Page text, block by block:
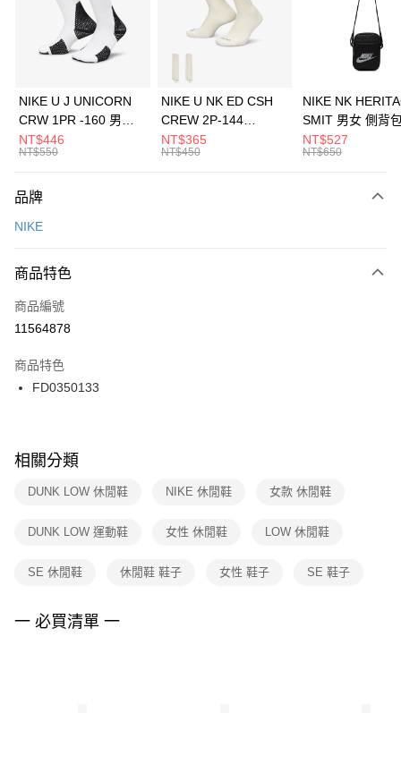
合作金庫商業銀行
第一商業銀行
華南商業銀行
彰化商業銀行
上海商業儲蓄銀行
元大商業銀行
台灣樂天信用卡公司
Apple Pay
全盈+PAY
AFTEE先享後付
【關於「AFTEE先享後付」】
便利好安心！
３．安心：先確認商品／服務後，再付款。
【「AFTEE先享後付」結帳流程】
１．於結帳方式選擇「AFTEE先享後付」後，將跳轉至「AFTEE先享後付」
２．訂單成立數日內，您將收到繳費通知簡訊。
３．收到繳費通知簡訊後14天內，點擊此簡訊中的連結，可透過四大超商／
ATM／網路銀行／等多元方式進行付款，方視為交易完成。
※ 交易是否成功請以「AFTEE先享後付 」之結帳頁面顯示為準，若有關於
是否繳費成功／繳費後需取消欲退款等相關疑問，請聯繫「AFTEE先享後付
客戶支援中心」https://netprotections.freshdesk.com/support/home
１．透過由恩沛科技股份有限公司提供之「AFTEE先享後付」服務完成之交
權轉讓予恩沛科技股份有限公司。
３．未成年的使用者請事先徵得法定代理人或監護人之同意方可使用
「AFTEE先享後付」，若未經同意申辦者引起之損失，本公司不負相關責
運送方式
每筆NT$100，滿NT$1,500(含以上)免運費
宅配
每筆NT$100，滿NT$1,500(含以上)免運費
付款後門市自取
每筆NT$100，滿NT$1,500(含以上)免運費
NIKE U J UNICORN
CRW 1PR -160 男女
中統襪 FZ3393100
NT$446
NT$550
NIKE U NK ED CSH
CREW 2P-144
EMBRDY 男女 短統襪
FZ3073133
NT$365
NT$450
NIKE NK
SMIT 男女 側背
BA5871010
NT$527
NT$650
品牌
NIKE
商品特色
商品編號
11564878
商品特色
FD0350133
相關分類
DUNK LOW 休閒鞋 NIKE 休閒鞋 女款 休閒鞋
DUNK LOW 運動鞋 女性 休閒鞋 LOW 休閒鞋
SE 休閒鞋 休閒鞋 鞋子 女性 鞋子 SE 鞋子
一 必買清單 一